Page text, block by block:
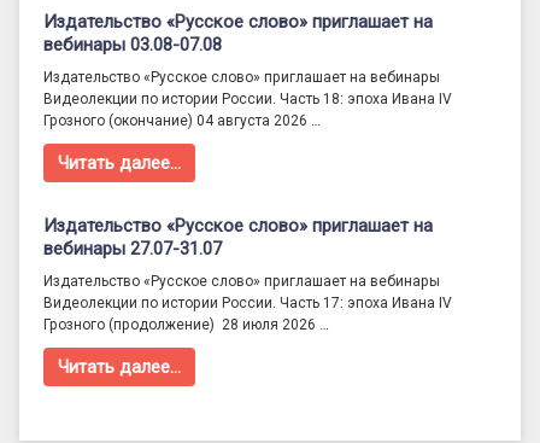
Издательство «Русское слово» приглашает на
вебинары 03.08-07.08
Издательство «Русское слово» приглашает на вебинары
Видеолекции по истории России. Часть 18: эпоха Ивана IV
Грозного (окончание) 04 августа 2026 …
Читать далее…
Издательство «Русское слово» приглашает на
вебинары 27.07-31.07
Издательство «Русское слово» приглашает на вебинары
Видеолекции по истории России. Часть 17: эпоха Ивана IV
Грозного (продолжение) 28 июля 2026 …
Читать далее…